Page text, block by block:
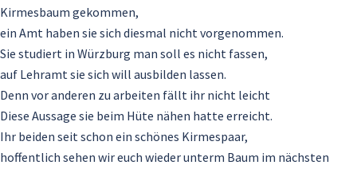
Kirmesbaum gekommen,
ein Amt haben sie sich diesmal nicht vorgenommen.
Sie studiert in Würzburg man soll es nicht fassen,
auf Lehramt sie sich will ausbilden lassen.
Denn vor anderen zu arbeiten fällt ihr nicht leicht
Diese Aussage sie beim Hüte nähen hatte erreicht.
Ihr beiden seit schon ein schönes Kirmespaar,
hoffentlich sehen wir euch wieder unterm Baum im nächsten